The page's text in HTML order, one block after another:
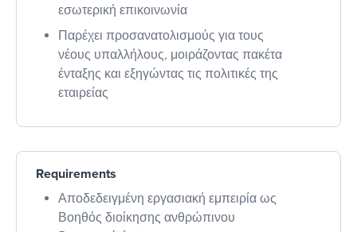
εσωτερική επικοινωνία
Παρέχει προσανατολισμούς για τους
νέους υπαλλήλους, μοιράζοντας πακέτα
ένταξης και εξηγώντας τις πολιτικές της
εταιρείας
Requirements
Αποδεδειγμένη εργασιακή εμπειρία ως
Βοηθός διοίκησης ανθρώπινου